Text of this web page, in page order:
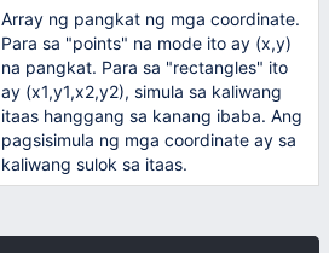
Array ng pangkat ng mga coordinate.
Para sa "points" na mode ito ay (x,y)
na pangkat. Para sa "rectangles" ito
ay (x1,y1,x2,y2), simula sa kaliwang
itaas hanggang sa kanang ibaba. Ang
pagsisimula ng mga coordinate ay sa
kaliwang sulok sa itaas.